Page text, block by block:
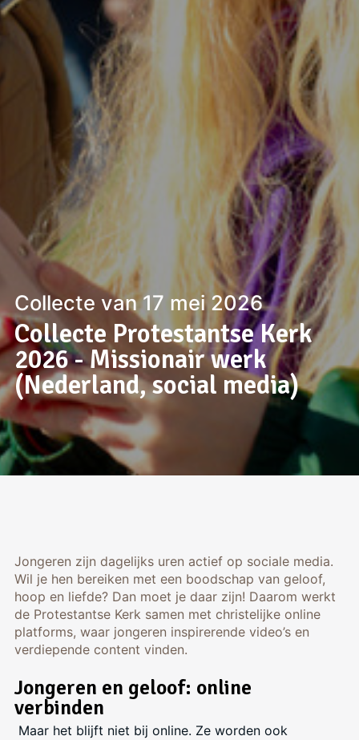
Collecte van 17 mei 2026
Collecte Protestantse Kerk
2026 - Missionair werk
(Nederland, social media)
Jongeren zijn dagelijks uren actief op sociale media.
Wil je hen bereiken met een boodschap van geloof,
hoop en liefde? Dan moet je daar zijn! Daarom werkt
de Protestantse Kerk samen met christelijke online
platforms, waar jongeren inspirerende video’s en
verdiepende content vinden.
Jongeren en geloof: online
verbinden
Maar het blijft niet bij online. Ze worden ook